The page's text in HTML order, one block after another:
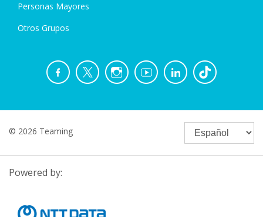
Personas Mayores
Otros Grupos
© 2026 Teaming
Powered by: